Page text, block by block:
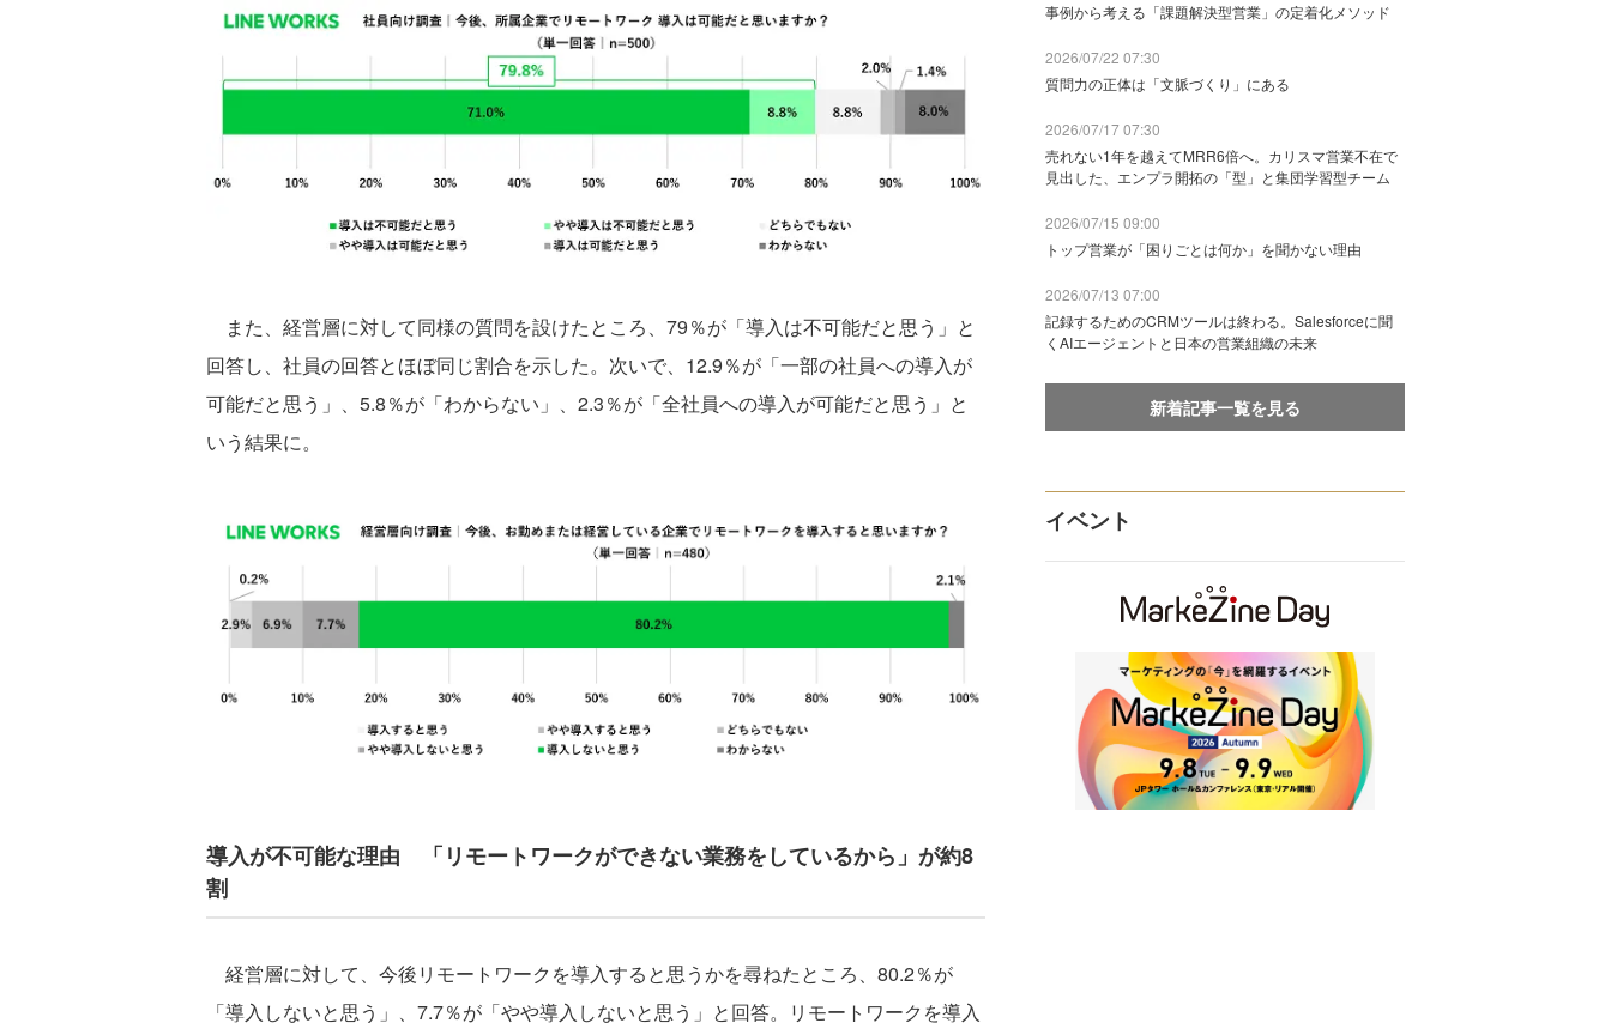
また、経営層に対して同様の質問を設けたところ、79％が「導入は不可能だと思う」と
回答し、社員の回答とほぼ同じ割合を示した。次いで、12.9％が「一部の社員への導入が
可能だと思う」、5.8％が「わからない」、2.3％が「全社員への導入が可能だと思う」と
いう結果に。
導入が不可能な理由 「リモートワークができない業務をしているから」が約8
割
経営層に対して、今後リモートワークを導入すると思うかを尋ねたところ、80.2％が
「導入しないと思う」、7.7％が「やや導入しないと思う」と回答。リモートワークを導入
事例から考える「課題解決型営業」の定着化メソッド
2026/07/22 07:30
質問力の正体は「文脈づくり」にある
2026/07/17 07:30
売れない1年を越えてMRR6倍へ。カリスマ営業不在で
見出した、エンプラ開拓の「型」と集団学習型チーム
2026/07/15 09:00
トップ営業が「困りごとは何か」を聞かない理由
2026/07/13 07:00
記録するためのCRMツールは終わる。Salesforceに聞
くAIエージェントと日本の営業組織の未来
新着記事一覧を見る
イベント